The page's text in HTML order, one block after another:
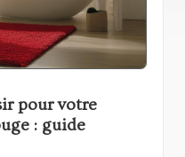
pour votre
: guide